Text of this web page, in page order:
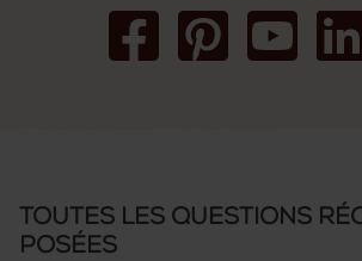
Toutes les questions
posées